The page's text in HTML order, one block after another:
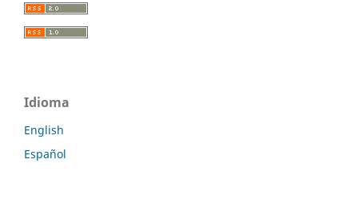
Idioma
English
Español